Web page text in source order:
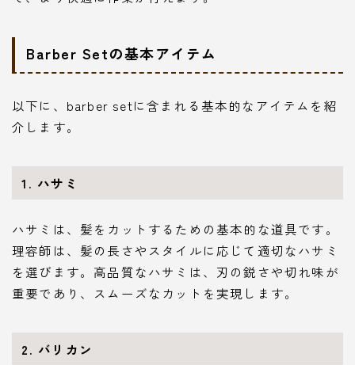
Barber Setの基本アイテム
以下に、barber setに含まれる基本的なアイテムを紹
介します。
1. ハサミ
ハサミは、髪をカットするための基本的な道具です。
理容師は、髪の長さやスタイルに応じて適切なハサミ
を選びます。高品質なハサミは、刃の鋭さや切れ味が
重要であり、スムーズなカットを実現します。
2. バリカン